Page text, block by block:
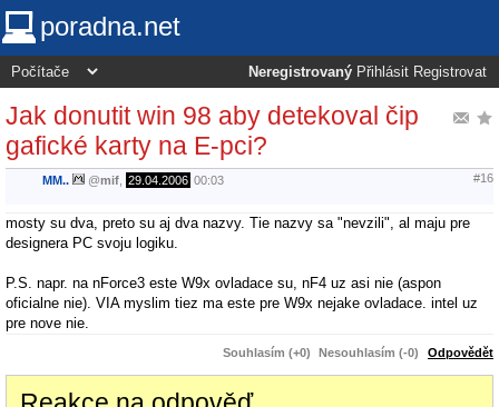
poradna.net
Neregistrovaný Přihlásit Registrovat
Jak donutit win 98 aby detekoval čip
gafické karty na E-pci?
MM.. @mif 29.04.2006 00:03 #16
mosty su dva, preto su aj dva nazvy. Tie nazvy sa "nevzili", al maju pre
designera PC svoju logiku.
P.S. napr. na nForce3 este W9x ovladace su, nF4 uz asi nie (aspon
oficialne nie). VIA myslim tiez ma este pre W9x nejake ovladace. intel uz
pre nove nie.
Souhlasím (+0) Nesouhlasím (-0) Odpovědět